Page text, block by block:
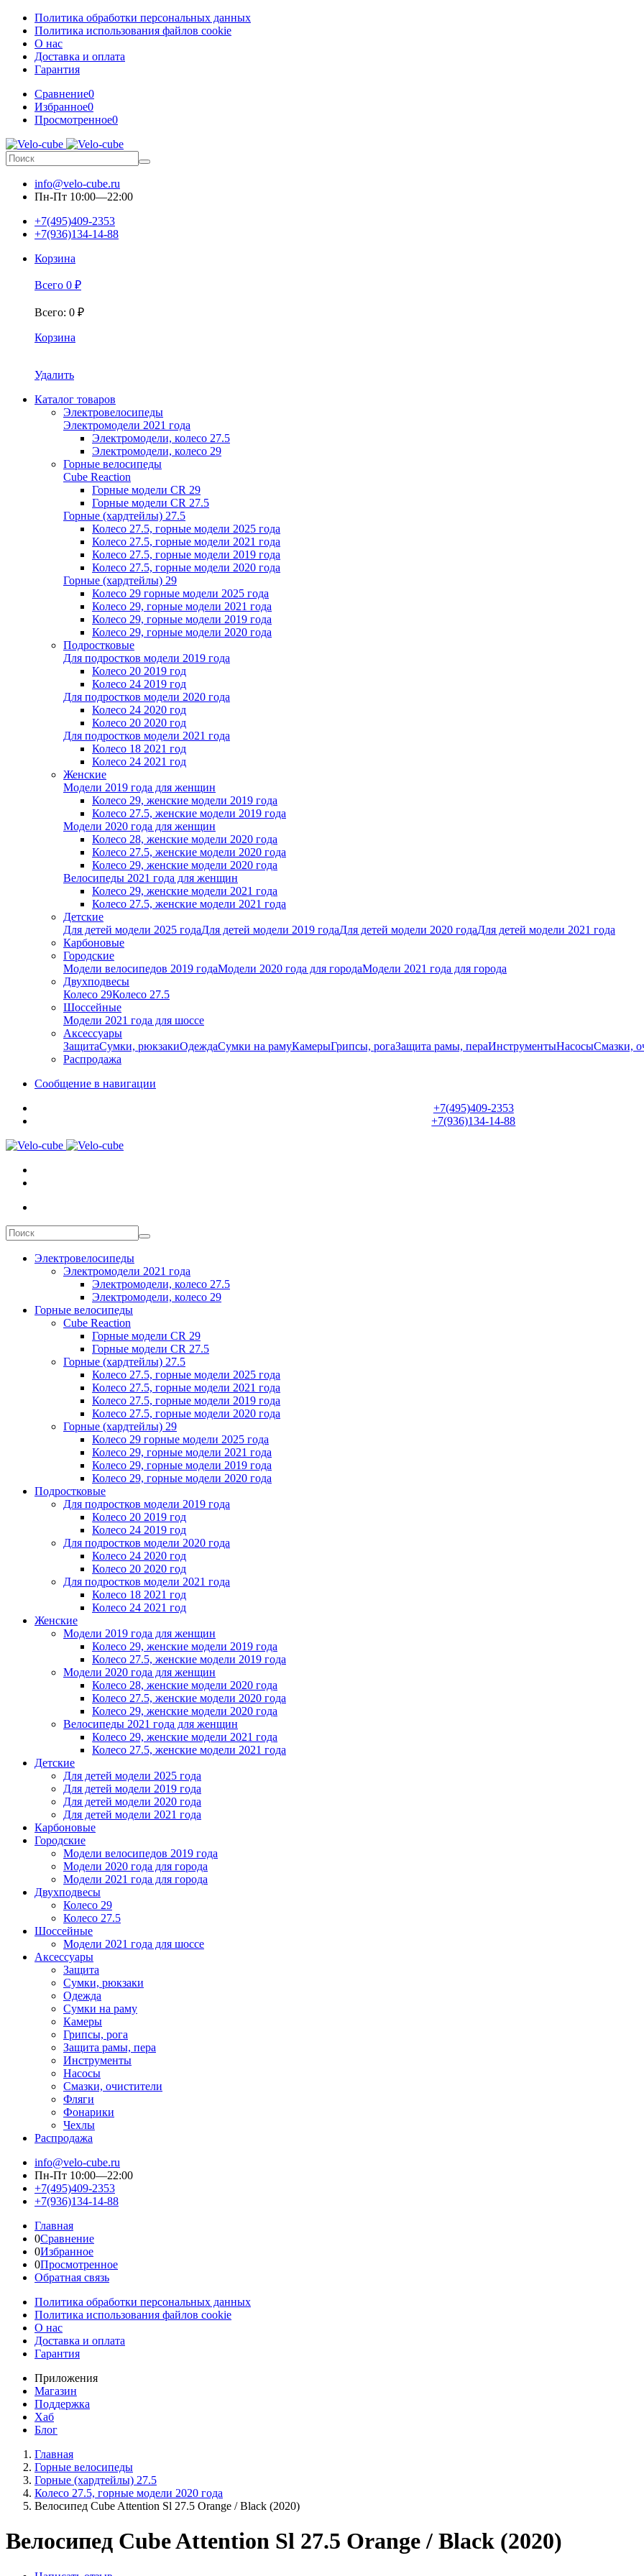
Политика обработки персональных данных
Политика использования файлов cookie
О нас
Доставка и оплата
Гарантия
Сравнение0
Избранное0
Просмотренное0
info@velo-cube.ru
Пн-Пт 10:00—22:00
+7(495)409-2353
+7(936)134-14-88
Корзина
Всего 0 ₽
Всего: 0 ₽
Корзина
Удалить
Каталог товаров
Электровелосипеды
Электромодели 2021 года
Электромодели, колесо 27.5
Электромодели, колесо 29
Горные велосипеды
Cube Reaction
Горные модели CR 29
Горные модели CR 27.5
Горные (хардтейлы) 27.5
Колесо 27.5, горные модели 2025 года
Колесо 27.5, горные модели 2021 года
Колесо 27.5, горные модели 2019 года
Колесо 27.5, горные модели 2020 года
Горные (хардтейлы) 29
Колесо 29 горные модели 2025 года
Колесо 29, горные модели 2021 года
Колесо 29, горные модели 2019 года
Колесо 29, горные модели 2020 года
Подростковые
Для подростков модели 2019 года
Колесо 20 2019 год
Колесо 24 2019 год
Для подростков модели 2020 года
Колесо 24 2020 год
Колесо 20 2020 год
Для подростков модели 2021 года
Колесо 18 2021 год
Колесо 24 2021 год
Женскиe
Модели 2019 года для женщин
Колесо 29, женские модели 2019 года
Колесо 27.5, женские модели 2019 года
Модели 2020 года для женщин
Колесо 28, женские модели 2020 года
Колесо 27.5, женские модели 2020 года
Колесо 29, женские модели 2020 года
Велосипеды 2021 года для женщин
Колесо 29, женские модели 2021 года
Колесо 27.5, женские модели 2021 года
Детские
Для детей модели 2025 годаДля детей модели 2019 годаДля детей модели 2020 годаДля детей модели 2021 года
Карбоновые
Городские
Модели велосипедов 2019 годаМодели 2020 года для городаМодели 2021 года для города
Двухподвесы
Колесо 29Колесо 27.5
Шоссейные
Модели 2021 года для шоссе
Аксессуары
ЗащитаСумки, рюкзакиОдеждаСумки на рамуКамерыГрипсы, рогаЗащита рамы, пераИнструментыНасосыСмазки,
Распродажа
Сообщение в навигации
+7(495)409-2353
+7(936)134-14-88
Электровелосипеды
Электромодели 2021 года
Электромодели, колесо 27.5
Электромодели, колесо 29
Горные велосипеды
Cube Reaction
Горные модели CR 29
Горные модели CR 27.5
Горные (хардтейлы) 27.5
Колесо 27.5, горные модели 2025 года
Колесо 27.5, горные модели 2021 года
Колесо 27.5, горные модели 2019 года
Колесо 27.5, горные модели 2020 года
Горные (хардтейлы) 29
Колесо 29 горные модели 2025 года
Колесо 29, горные модели 2021 года
Колесо 29, горные модели 2019 года
Колесо 29, горные модели 2020 года
Подростковые
Для подростков модели 2019 года
Колесо 20 2019 год
Колесо 24 2019 год
Для подростков модели 2020 года
Колесо 24 2020 год
Колесо 20 2020 год
Для подростков модели 2021 года
Колесо 18 2021 год
Колесо 24 2021 год
Женскиe
Модели 2019 года для женщин
Колесо 29, женские модели 2019 года
Колесо 27.5, женские модели 2019 года
Модели 2020 года для женщин
Колесо 28, женские модели 2020 года
Колесо 27.5, женские модели 2020 года
Колесо 29, женские модели 2020 года
Велосипеды 2021 года для женщин
Колесо 29, женские модели 2021 года
Колесо 27.5, женские модели 2021 года
Детские
Для детей модели 2025 года
Для детей модели 2019 года
Для детей модели 2020 года
Для детей модели 2021 года
Карбоновые
Городские
Модели велосипедов 2019 года
Модели 2020 года для города
Модели 2021 года для города
Двухподвесы
Колесо 29
Колесо 27.5
Шоссейные
Модели 2021 года для шоссе
Аксессуары
Защита
Сумки, рюкзаки
Одежда
Сумки на раму
Камеры
Грипсы, рога
Защита рамы, пера
Инструменты
Насосы
Смазки, очистители
Фляги
Фонарики
Чехлы
Распродажа
info@velo-cube.ru
Пн-Пт 10:00—22:00
+7(495)409-2353
+7(936)134-14-88
Главная
0Сравнение
0Избранное
0Просмотренное
Обратная связь
Политика обработки персональных данных
Политика использования файлов cookie
О нас
Доставка и оплата
Гарантия
Приложения
Магазин
Поддержка
Хаб
Блог
Главная
Горные велосипеды
Горные (хардтейлы) 27.5
Колесо 27.5, горные модели 2020 года
Велосипед Cube Attention Sl 27.5 Orange / Black (2020)
Велосипед Cube Attention Sl 27.5 Orange / Black (2020)